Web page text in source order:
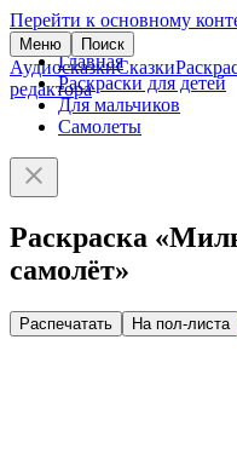
Перейти к основному
Меню Поиск
АудиосказкиСказки
редактора
Главная
Раскраски для детей
Для мальчиков
Самолеты
Раскраска
самолёт»
Распечатать На пол-листа